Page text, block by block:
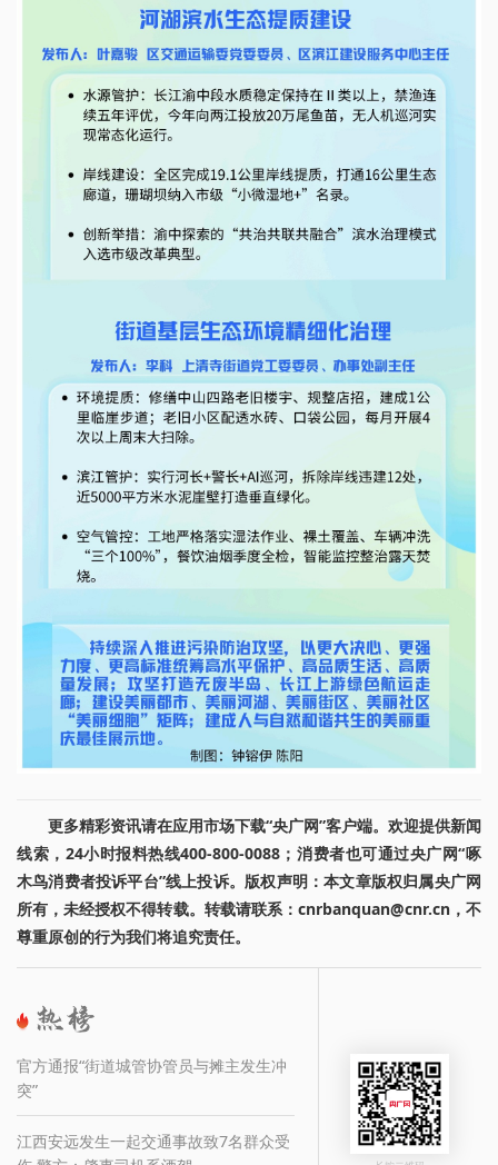
更多精彩资讯请在应用市场下载“央广网”客户端。欢迎提供新闻
线索，24小时报料热线400-800-0088；消费者也可通过央广网“啄
木鸟消费者投诉平台”线上投诉。版权声明：本文章版权归属央广网
所有，未经授权不得转载。转载请联系：cnrbanquan@cnr.cn，不
尊重原创的行为我们将追究责任。
官方通报“街道城管协管员与摊主发生冲
突”
江西安远发生一起交通事故致7名群众受